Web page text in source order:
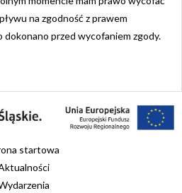
na zgodność z prawem
przed wycofaniem zgody.
startowa